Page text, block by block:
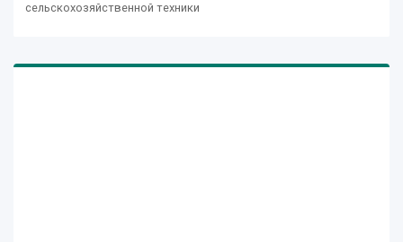
сельскохозяйственной техники